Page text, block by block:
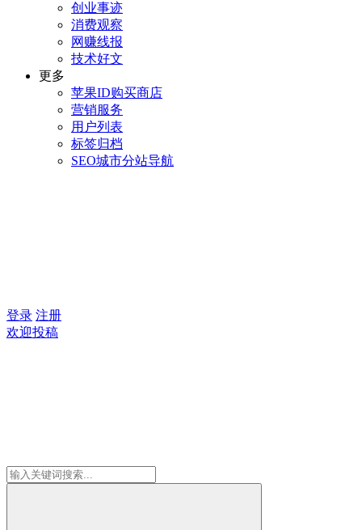
创业事迹
消费观察
网赚线报
技术好文
更多
苹果ID购买商店
营销服务
用户列表
标签归档
SEO城市分站导航
登录 注册
欢迎投稿